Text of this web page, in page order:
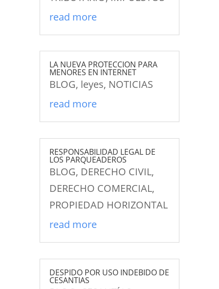
read more
LA NUEVA PROTECCION PARA
MENORES EN INTERNET
BLOG, leyes, NOTICIAS
read more
RESPONSABILIDAD LEGAL DE
LOS PARQUEADEROS
BLOG, DERECHO CIVIL,
DERECHO COMERCIAL,
PROPIEDAD HORIZONTAL
read more
DESPIDO POR USO INDEBIDO DE
CESANTIAS